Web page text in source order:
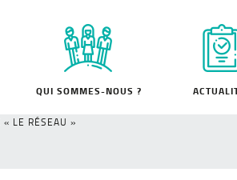
QUI SOMMES-NOUS ?
« LE RÉSEAU »